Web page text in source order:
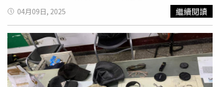
（1476）與聚陽（1477）等處於第一線。儒鴻表示，目前
出貨正常，美方客戶甚至反過來安慰台廠「不用太緊張」，
評估仍須視市場需求與區域變數而定。聚陽則指出，美國當
地尚無法建立規模化成衣產能，只要終端需求不變，品牌商
還是得依賴海外供應鏈，未來誰能撐過高稅考驗、維持出貨
穩定，誰就握有更高的議價主導權。紡織廠如興（4414）
則啟動「產能重配」戰略，將高關稅的柬埔寨、緬甸
18,459點，成交量擴大至5,489.51億元。今日開盤指數下跌
122.51點，以18,337.44點開出，盤中跌勢加劇，一度下探
至17,372.98點，跌幅逾千點，失守萬八大關。作為國安基
金護盤重點的台積電，早盤開低9元至807元，隨後一度翻
紅至824元，漲幅8元。然而隨著市場恐慌情緒擴大，股價
再度翻黑，盤中最低跌至785元，重挫逾4%，成為拖累大
盤的主因之一。美國日前針對中國鋰電池徵收高達104%關
04月09日, 2025 繼續閱讀